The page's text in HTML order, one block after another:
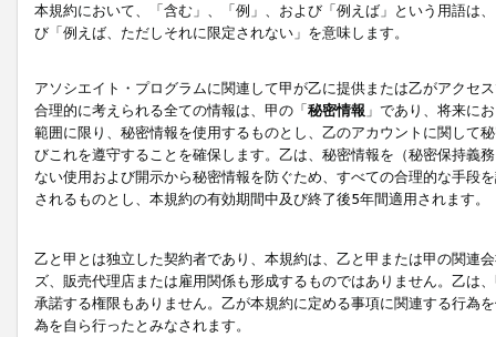
本規約において、「含む」、「例」、および「例えば」という用語は
び「例えば、ただしそれに限定されない」を意味します。
アソシエイト・プログラムに関連して甲が乙に提供または乙がアクセ
合理的に考えられる全ての情報は、甲の「秘密情報 」であり、将来に
範囲に限り、秘密情報を使用するものとし、乙のアカウントに関して
びこれを遵守することを確保します。乙は、秘密情報を（秘密保持義
ない使用および開示から秘密情報を防ぐため、すべての合理的な手段
されるものとし、本規約の有効期間中及び終了後5年間適用されます。
乙と甲とは独立した契約者であり、本規約は、乙と甲または甲の関連
ズ、販売代理店または雇用関係も形成するものではありません。乙は
承諾する権限もありません。乙が本規約に定める事項に関連する行為
為を自ら行ったとみなされます。